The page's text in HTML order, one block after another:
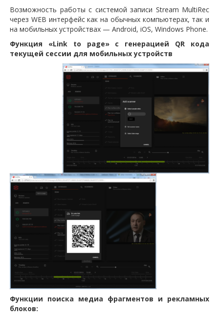
Возможность работы с системой записи Stream MultiRec
через WEB интерфейс как на обычных компьютерах, так и
на мобильных устройствах — Android, iOS, Windows Phone.
Функция «Link to page» с генерацией QR кода
текущей сессии для мобильных устройств
Функции поиска медиа фрагментов и рекламных
блоков: